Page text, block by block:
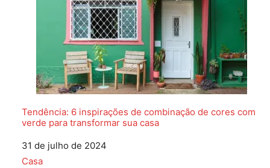
Tendência: 6 inspirações de combinação de cores com
verde para transformar sua casa
Data
31 de julho de 2024
Em relação a
Casa